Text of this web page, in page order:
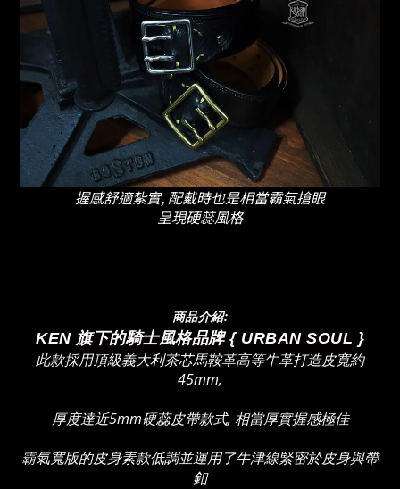
握感舒適紮實, 配戴時也是相當霸氣搶眼
呈現硬蕊風格
商品介紹:
KEN 旗下的騎士風格品牌 { URBAN SOUL }
此款採用頂級義大利茶芯馬鞍革高等牛革打造皮寬約
45mm,
厚度達近5mm硬蕊皮帶款式, 相當厚實握感極佳
霸氣寬版的皮身素款低調並運用了牛津線緊密於皮身與帶
釦